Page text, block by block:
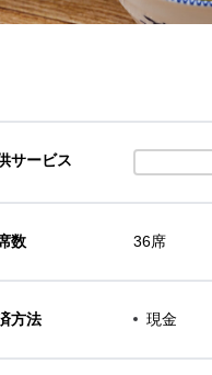
サービス
数 36席
方法 現金